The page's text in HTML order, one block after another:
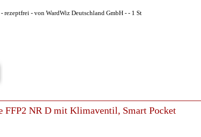
rezeptfrei - von WardWiz Deutschland GmbH - - 1 St
FFP2 NR D mit Klimaventil, Smart Pocket